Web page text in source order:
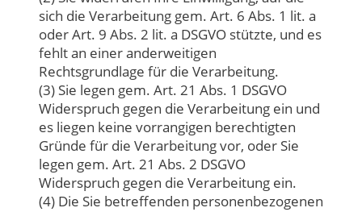
sich die Verarbeitung gem. Art. 6 Abs. 1 lit. a
oder Art. 9 Abs. 2 lit. a DSGVO stützte, und es
fehlt an einer anderweitigen
Rechtsgrundlage für die Verarbeitung.
(3) Sie legen gem. Art. 21 Abs. 1 DSGVO
Widerspruch gegen die Verarbeitung ein und
es liegen keine vorrangigen berechtigten
Gründe für die Verarbeitung vor, oder Sie
legen gem. Art. 21 Abs. 2 DSGVO
Widerspruch gegen die Verarbeitung ein.
(4) Die Sie betreffenden personenbezogenen